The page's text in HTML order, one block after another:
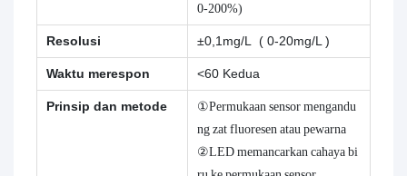
0-200%)
Resolusi ±0,1mg/L ( 0-20mg/L )
Waktu merespon <60 Kedua
Prinsip dan metode
①Permukaan sensor mengandu
ng zat fluoresen atau pewarna
②LED memancarkan cahaya bi